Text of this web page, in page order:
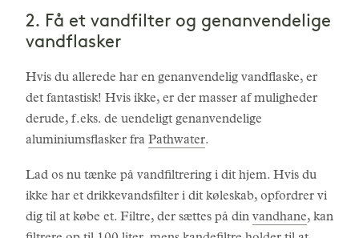
2. Få et vandfilter og genanvendelige
vandflasker
Hvis du allerede har en genanvendelig vandflaske, er
det fantastisk! Hvis ikke, er der masser af muligheder
derude, f.eks. de uendeligt genanvendelige
aluminiumsflasker fra Pathwater.
Lad os nu tænke på vandfiltrering i dit hjem. Hvis du
ikke har et drikkevandsfilter i dit køleskab, opfordrer vi
dig til at købe et. Filtre, der sættes på din vandhane, kan